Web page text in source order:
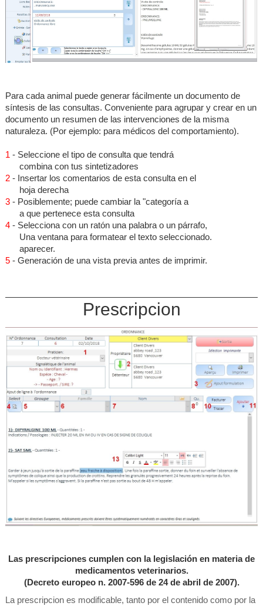
Para cada animal puede generar fácilmente un documento de
síntesis de las consultas. Conveniente para agrupar y crear en un
documento un resumen de las intervenciones de la misma
naturaleza. (Por ejemplo: para médicos del comportamiento).
1 - Seleccione el tipo de consulta que tendrá
combina con tus sintetizadores
2 - Insertar los comentarios de esta consulta en el
hoja derecha
3 - Posiblemente; puede cambiar la "categoría a
a que pertenece esta consulta
4 - Selecciona con un ratón una palabra o un párrafo,
Una ventana para formatear el texto seleccionado.
aparecer.
5 - Generación de una vista previa antes de imprimir.
Prescripcion
Las prescripciones cumplen con la legislación en materia de
medicamentos veterinarios.
(Decreto europeo n. 2007-596 de 24 de abril de 2007).
La prescripcion es modificable, tanto por el contenido como por la